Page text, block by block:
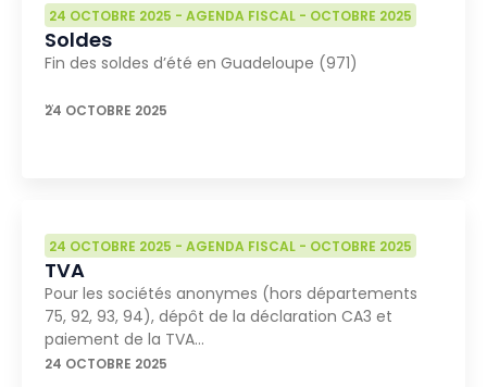
24 OCTOBRE 2025 - AGENDA FISCAL - OCTOBRE 2025
Soldes
Fin des soldes d’été en Guadeloupe (971)
…
24 OCTOBRE 2025
24 OCTOBRE 2025 - AGENDA FISCAL - OCTOBRE 2025
TVA
Pour les sociétés anonymes (hors départements
75, 92, 93, 94), dépôt de la déclaration CA3 et
paiement de la TVA…
24 OCTOBRE 2025